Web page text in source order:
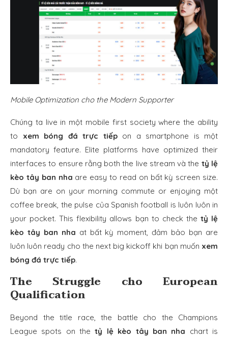
Mobile Optimization cho the Modern Supporter
Chúng ta live in một mobile first society where the ability
to xem bóng đá trực tiếpon a smartphone is một
mandatory feature. Elite platforms have optimized their
interfaces to ensure rằng both the live stream và the tỷ lệ
kèo tây ban nha are easy to read on bất kỳ screen size.
Dù bạn are on your morning commute or enjoying một
coffee break, the pulse của Spanish football is luôn luôn in
your pocket. This flexibility allows bạn to check the tỷ lệ
kèo tây ban nha at bất kỳ moment, đảm bảo bạn are
luôn luôn ready cho the next big kickoff khi bạn muốn xem
bóng đá trực tiếp.
The Struggle cho European
Qualification
Beyond the title race, the battle cho the Champions
League spots on thetỷ lệ kèo tây ban nha chart is